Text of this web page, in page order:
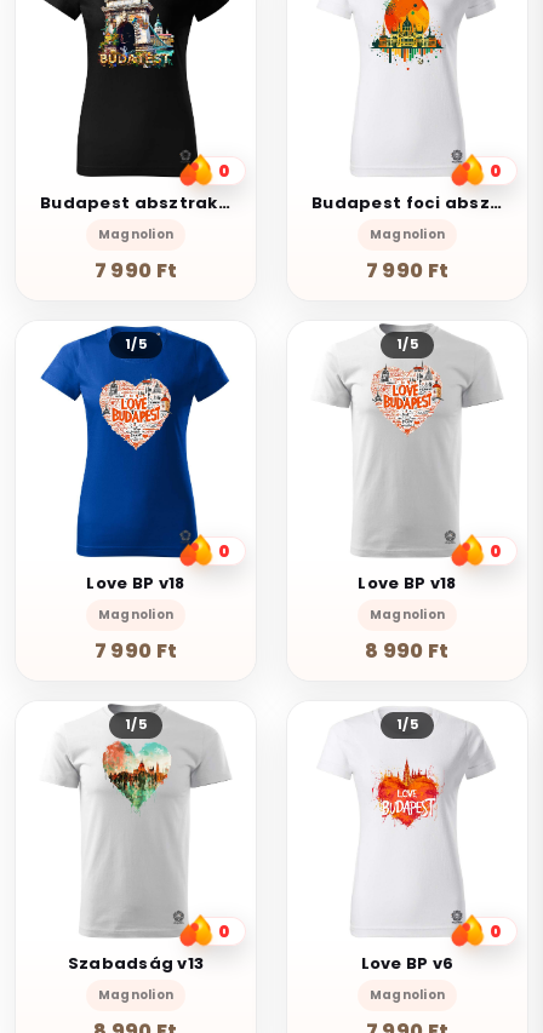
0
Budapest absztrakt v16
Magnolion
7 990 Ft
0
Budapest foci absztrakt v1
Magnolion
7 990 Ft
1/5
0
Love BP v18
Magnolion
7 990 Ft
1/5
0
Love BP v18
Magnolion
8 990 Ft
1/5
0
Szabadság v13
Magnolion
1/5
0
Love BP v6
Magnolion